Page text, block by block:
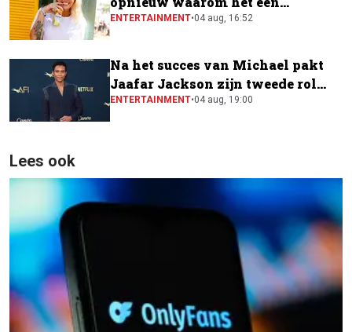
festivalfavoriet is
ENTERTAINMENT•04 aug, 16:52
Na het succes van Michael pakt
Jaafar Jackson zijn tweede rol
naast Will Smith
ENTERTAINMENT•04 aug, 19:00
Lees ook